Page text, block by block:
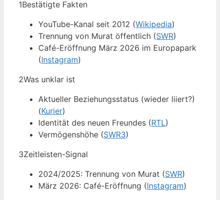
1Bestätigte Fakten
YouTube-Kanal seit 2012 (Wikipedia)
Trennung von Murat öffentlich (SWR)
Café-Eröffnung März 2026 im Europapark
(Instagram)
2Was unklar ist
Aktueller Beziehungsstatus (wieder liiert?)
(Kurier)
Identität des neuen Freundes (RTL)
Vermögenshöhe (SWR3)
3Zeitleisten-Signal
2024/2025: Trennung von Murat (SWR)
März 2026: Café-Eröffnung (Instagram)